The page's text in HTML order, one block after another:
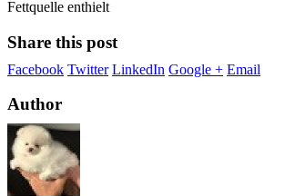
Fettquelle enthielt
Share this post
Facebook Twitter LinkedIn Google + Email
Author